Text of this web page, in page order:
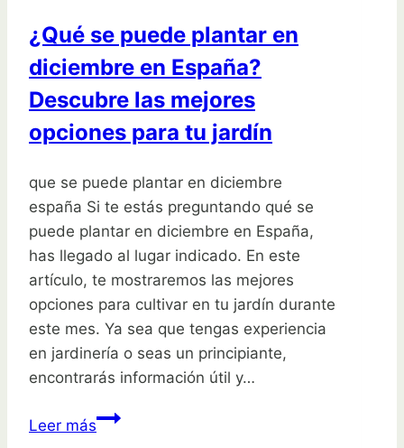
¿Qué se puede plantar en
diciembre en España?
Descubre las mejores
opciones para tu jardín
que se puede plantar en diciembre
españa Si te estás preguntando qué se
puede plantar en diciembre en España,
has llegado al lugar indicado. En este
artículo, te mostraremos las mejores
opciones para cultivar en tu jardín durante
este mes. Ya sea que tengas experiencia
en jardinería o seas un principiante,
encontrarás información útil y…
Leer más¿Qué